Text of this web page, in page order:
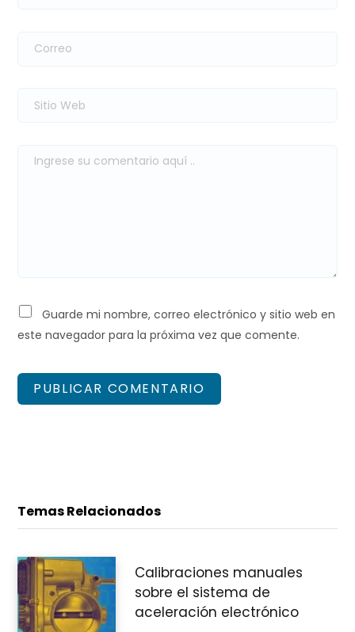
Guarde mi nombre, correo electrónico y sitio web en
este navegador para la próxima vez que comente.
Temas Relacionados
Calibraciones manuales
sobre el sistema de
aceleración electrónico